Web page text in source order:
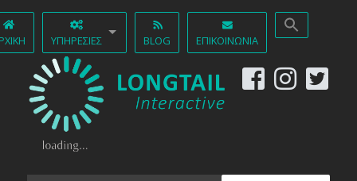
ΥΠΗΡΕΣΊΕΣ BLOG ΕΠΙΚΟΙΝΩΝΊΑ